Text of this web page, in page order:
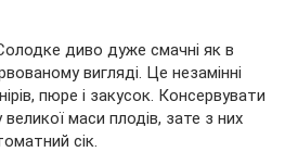
диво дуже смачні як в
вигляді. Це незамінні
пюре і закусок. Консервувати
маси плодів, зате з них
сік.